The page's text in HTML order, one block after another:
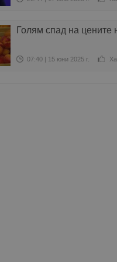
Голям спад на цените
07:40 | 15 юни 2025 г.